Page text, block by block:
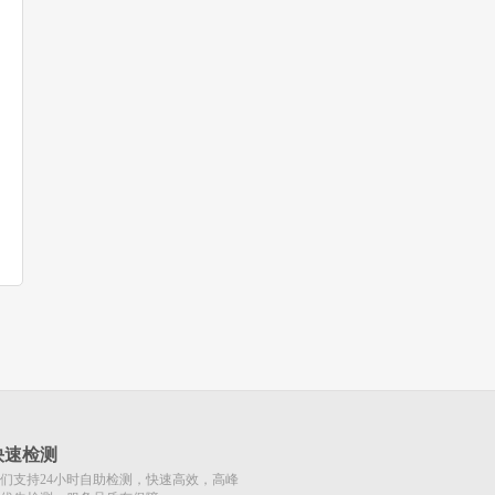
速检测
支持24小时自助检测，快速高效，高峰